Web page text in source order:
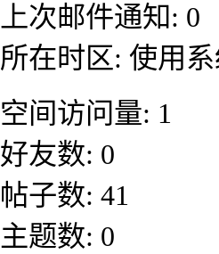
上次邮件通知: 0
所在时区: 使用
空间访问量: 1
好友数: 0
帖子数: 41
主题数: 0